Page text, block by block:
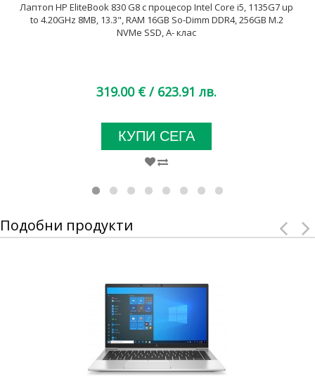
Лаптоп HP EliteBook 830 G8 с процесор Intel Core i5, 1135G7 up
to 4.20GHz 8MB, 13.3", RAM 16GB So-Dimm DDR4, 256GB M.2
NVMe SSD, A- клас
319.00 € / 623.91 лв.
КУПИ СЕГА
Подобни продукти